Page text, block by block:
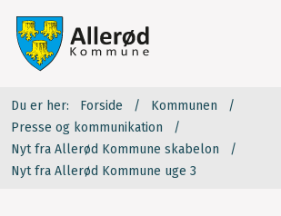
Du er her: Forside
Kommunen
Presse og kommunikation
Nyt fra Allerød Kommune skabelon
Nyt fra Allerød Kommune uge 3